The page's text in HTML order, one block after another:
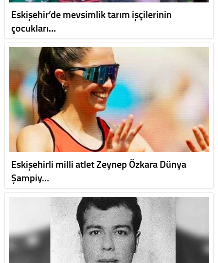
Eskişehir’de mevsimlik tarım işçilerinin
çocukları…
Eskişehirli milli atlet Zeynep Özkara Dünya
Şampiy…